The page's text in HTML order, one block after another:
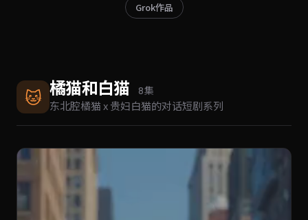
Grok作品
🐱 橘猫和白猫 8 集
东北腔橘猫 x 贵妇白猫的对话短剧系列